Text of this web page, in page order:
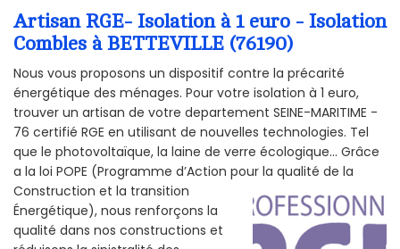
Artisan RGE- Isolation à 1 euro - Isolation
Combles à BETTEVILLE (76190)
Nous vous proposons un dispositif contre la précarité
énergétique des ménages. Pour votre isolation à 1 euro,
trouver un artisan de votre departement SEINE-MARITIME -
76 certifié RGE en utilisant de nouvelles technologies. Tel
que le photovoltaïque, la laine de verre écologique... Grâce
a la loi POPE (Programme d’Action pour la qualité de la
Construction et la transition
Énergétique), nous renforçons la
qualité dans nos constructions et